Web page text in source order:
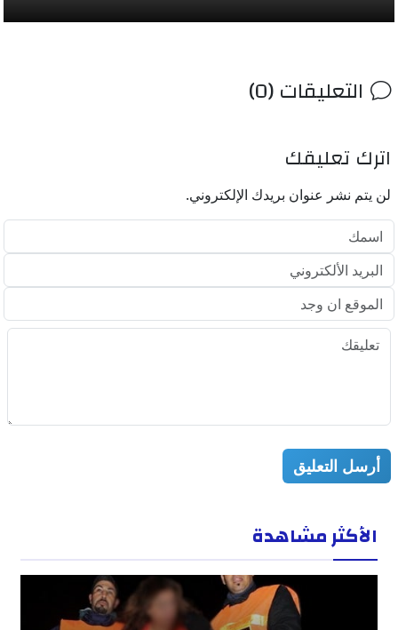
التعليقات (0)
اترك تعليقك
لن يتم نشر عنوان بريدك الإلكتروني.
أرسل التعليق
الأكثر مشاهدة